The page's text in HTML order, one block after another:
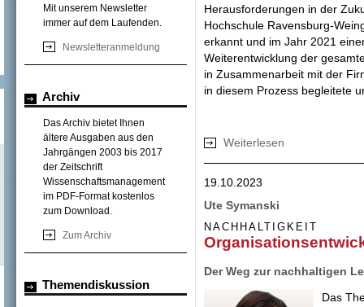
Mit unserem Newsletter
immer auf dem Laufenden.
Newsletteranmeldung
Archiv
Das Archiv bietet Ihnen
ältere Ausgaben aus den
Jahrgängen 2003 bis 2017
der Zeitschrift
Wissenschaftsmanagement
im PDF-Format kostenlos
zum Download.
Zum Archiv
Themendiskussion
Herausforderungen in der
Hochschule Ravensburg-
erkannt und im Jahr 2021
Weiterentwicklung der
in Zusammenarbeit mit der
in diesem Prozess begleitete
Weiterlesen
19.10.2023
Ute Symanski
NACHHALTIGKEIT
Der Weg zur nachhaltigen
Das